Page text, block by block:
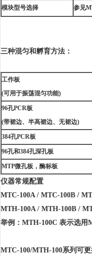
模块型号选择 参见
三种混匀和孵育方法：
工作板
(可用于振荡混匀功能)
96孔PCR板
(带裙边、半高裙边、无裙边)
384孔PCR板
96孔和384孔深孔板
MTP微孔板，酶标板
仪器常规配置
MTC-100A / MTC-100B /
MTH-100A / MTH-100B /
举例：MTH-100C 表示选用
MTC-100/MTH-100系列可